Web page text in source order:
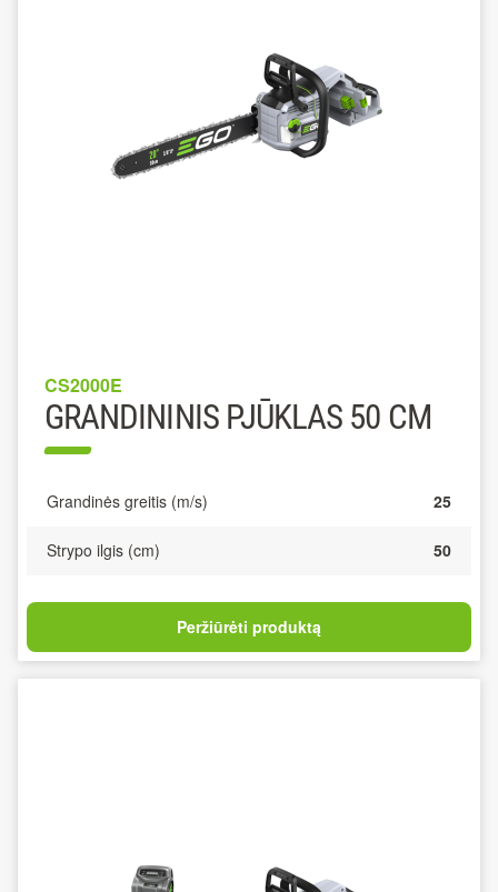
CS2000E
GRANDININIS PJŪKLAS 50 CM
Grandinės greitis (m/s) 25
Strypo ilgis (cm) 50
Peržiūrėti produktą